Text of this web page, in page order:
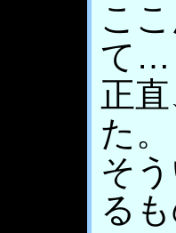
こ
て…
正
た。
そ
る